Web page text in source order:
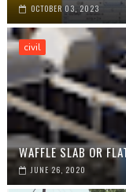
OCTOBER 03, 2023
civil
WAFFLE SLAB OR
JUNE 26, 2020